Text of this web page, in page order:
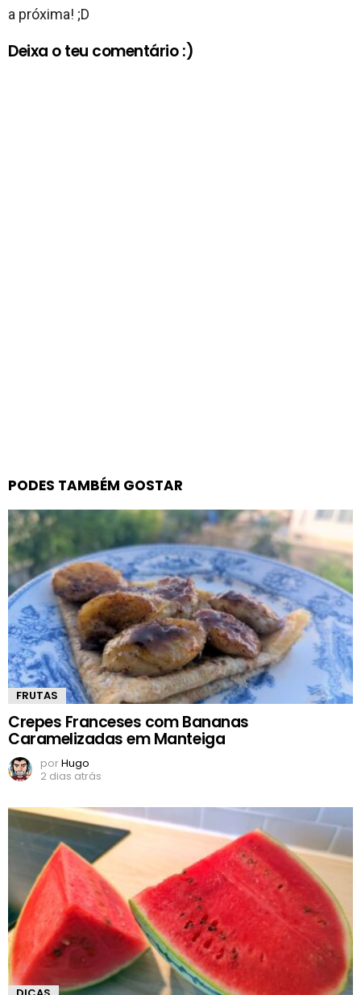
a próxima! ;D
Deixa o teu comentário :)
PODES TAMBÉM GOSTAR
FRUTAS
Crepes Franceses com Bananas
Caramelizadas em Manteiga
porHugo
2 dias atrás